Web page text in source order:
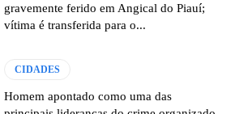
gravemente ferido em Angical do Piauí;
vítima é transferida para o...
CIDADES
Homem apontado como uma das